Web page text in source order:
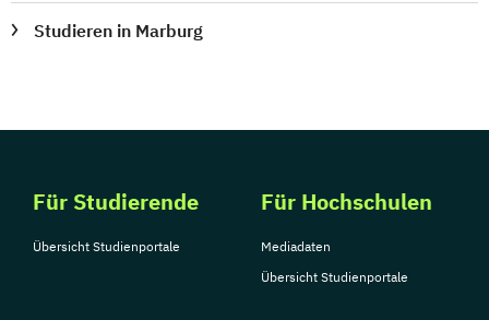
Studieren in Marburg
Für Studierende
Übersicht Studienportale
Für Hochschulen
Mediadaten
Übersicht Studienportale